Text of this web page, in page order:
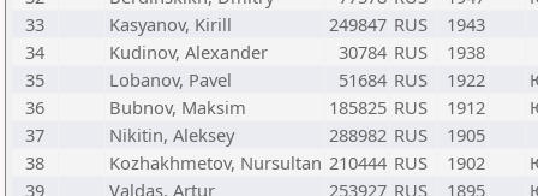
33
Kasyanov, Kirill 249847 RUS
1943
34
Kudinov, Alexander 30784 RUS
1938
35
Lobanov, Pavel 51684 RUS 1922
36
Bubnov, Maksim 185825 RUS 1912
37
Nikitin, Aleksey 288982 RUS
1905
38
Kozhakhmetov, Nursultan 210444 RUS 1902
39
Valdas, Artur 253927 RUS 1895